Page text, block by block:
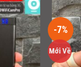
-7%
Mới Về